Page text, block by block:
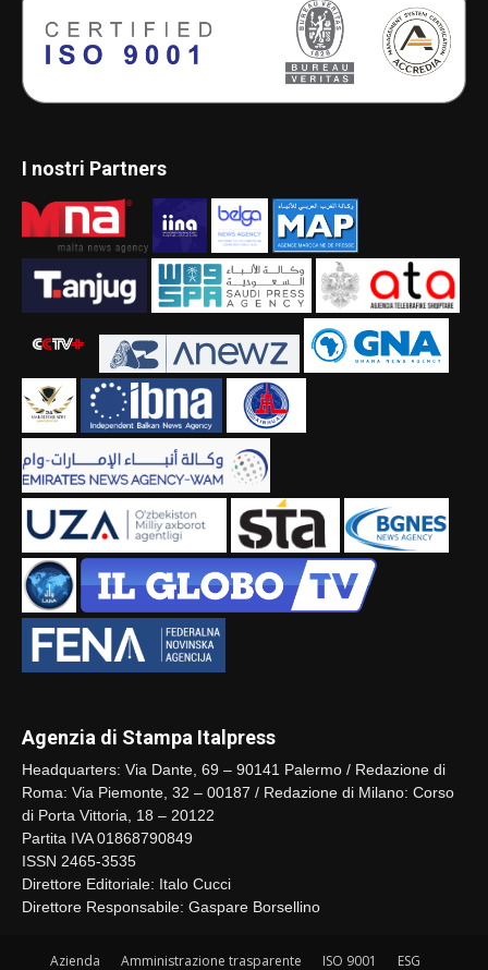
I nostri Partners
Agenzia di Stampa Italpress
Headquarters: Via Dante, 69 – 90141 Palermo / Redazione di
Roma: Via Piemonte, 32 – 00187 / Redazione di Milano: Corso
di Porta Vittoria, 18 – 20122
Partita IVA 01868790849
ISSN 2465-3535
Direttore Editoriale: Italo Cucci
Direttore Responsabile: Gaspare Borsellino
Azienda Amministrazione trasparente ISO 9001 ESG